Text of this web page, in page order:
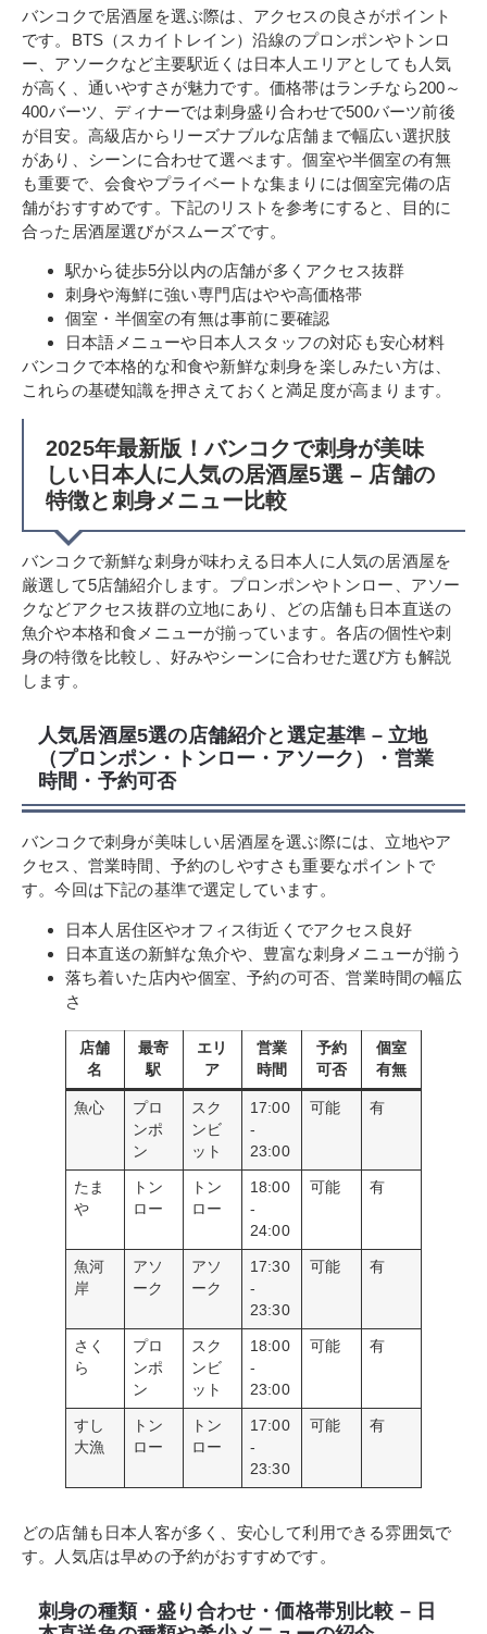
バンコクで居酒屋を選ぶ際は、アクセスの良さがポイント
です。BTS（スカイトレイン）沿線のプロンポンやトンロ
ー、アソークなど主要駅近くは日本人エリアとしても人気
が高く、通いやすさが魅力です。価格帯はランチなら200～
400バーツ、ディナーでは刺身盛り合わせで500バーツ前後
が目安。高級店からリーズナブルな店舗まで幅広い選択肢
があり、シーンに合わせて選べます。個室や半個室の有無
も重要で、会食やプライベートな集まりには個室完備の店
舗がおすすめです。下記のリストを参考にすると、目的に
合った居酒屋選びがスムーズです。
駅から徒歩5分以内の店舗が多くアクセス抜群
刺身や海鮮に強い専門店はやや高価格帯
個室・半個室の有無は事前に要確認
日本語メニューや日本人スタッフの対応も安心材料
バンコクで本格的な和食や新鮮な刺身を楽しみたい方は、
これらの基礎知識を押さえておくと満足度が高まります。
2025年最新版！バンコクで刺身が美味
しい日本人に人気の居酒屋5選 – 店舗の
特徴と刺身メニュー比較
バンコクで新鮮な刺身が味わえる日本人に人気の居酒屋を
厳選して5店舗紹介します。プロンポンやトンロー、アソー
クなどアクセス抜群の立地にあり、どの店舗も日本直送の
魚介や本格和食メニューが揃っています。各店の個性や刺
身の特徴を比較し、好みやシーンに合わせた選び方も解説
します。
人気居酒屋5選の店舗紹介と選定基準 – 立地
（プロンポン・トンロー・アソーク）・営業
時間・予約可否
バンコクで刺身が美味しい居酒屋を選ぶ際には、立地やア
クセス、営業時間、予約のしやすさも重要なポイントで
す。今回は下記の基準で選定しています。
日本人居住区やオフィス街近くでアクセス良好
日本直送の新鮮な魚介や、豊富な刺身メニューが揃う
落ち着いた店内や個室、予約の可否、営業時間の幅広
さ
店舗
名
最寄
駅
エリ
ア
営業
時間
予約
可否
個室
有無
魚心
プロ
ンポ
ン
スク
ンビ
ット
17:00
-
23:00
可能 有
たま
や
トン
ロー
トン
ロー
18:00
-
24:00
可能 有
魚河
岸
アソ
ーク
アソ
ーク
17:30
-
23:30
可能 有
さく
ら
プロ
ンポ
ン
スク
ンビ
ット
18:00
-
23:00
可能 有
すし
大漁
トン
ロー
トン
ロー
17:00
-
23:30
可能 有
どの店舗も日本人客が多く、安心して利用できる雰囲気で
す。人気店は早めの予約がおすすめです。
刺身の種類・盛り合わせ・価格帯別比較 – 日